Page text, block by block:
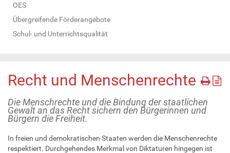
OES
Übergreifende Förderangebote
Schul- und Unterrichtsqualität
Recht und Menschenrechte
Die Menschrechte und die Bindung der staatlichen
Gewalt an das Recht sichern den Bürgerinnen und
Bürgern die Freiheit.
In freien und demokratischen Staaten werden die Menschenrechte
respektiert. Durchgehendes Merkmal von Diktaturen hingegen ist